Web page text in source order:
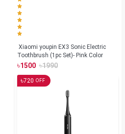
Toothbrush (1pc Set)- Pink Color
৳1500 ৳1990
৳720 OFF